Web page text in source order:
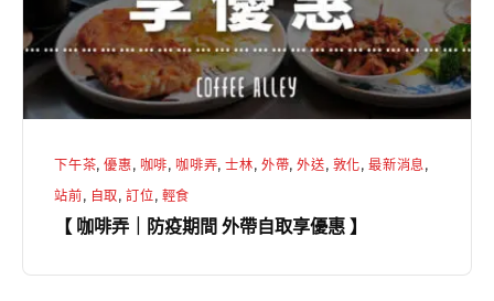
期
間
外
下午茶,優惠, 咖啡, 咖啡弄,士林, 外帶,外送, 敦化,最新消息,
站前, 自取,訂位, 輕食
【 咖啡弄｜防疫期間 外帶自取享優惠 】